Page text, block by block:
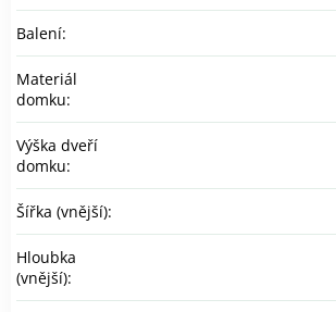
Balení:
Materiál
domku:
Výška dveří
domku:
Šířka (vnější):
Hloubka
(vnější):